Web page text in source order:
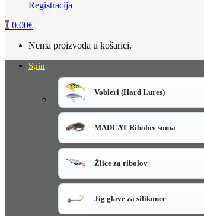
Registracija
0 0.00€
Nema proizvoda u košarici.
Spin
Vobleri (Hard Lures)
MADCAT Ribolov soma
Žlice za ribolov
Jig glave za silikonce